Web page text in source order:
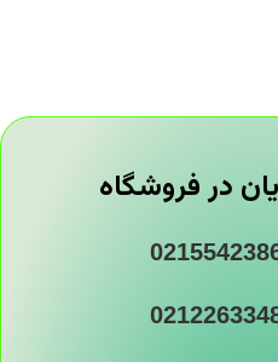
در فروشگاه